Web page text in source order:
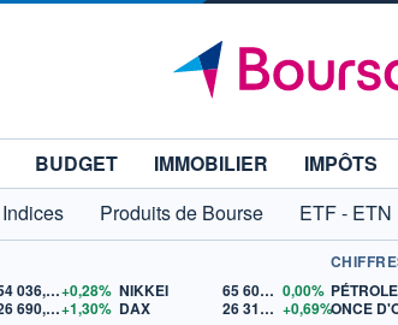
BUDGET IMMOBILIER IMPÔTS
Indices Produits de Bourse ETF - ETN
54 036,93+0,28%
26 690,62+1,30%
NIKKEI 65 606,71 0,00%
DAX
26 319,45 +0,69%ONCE